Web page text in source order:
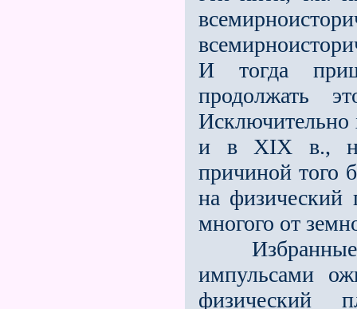
И тогда
продолжать
Исключительно
и в XIX в., но
причиной того
на физический
многого от
Избранные
импульсами
физический